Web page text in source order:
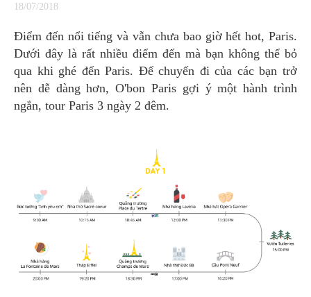
18/07/2018
Điểm đến nổi tiếng và vẫn chưa bao giờ hết hot, Paris.
Dưới đây là rất nhiều điểm đến mà bạn không thể bỏ
qua khi ghé đến Paris. Để chuyến đi của các bạn trở
nên dễ dàng hơn, O'bon Paris gợi ý một hành trình
ngắn, tour Paris 3 ngày 2 đêm.